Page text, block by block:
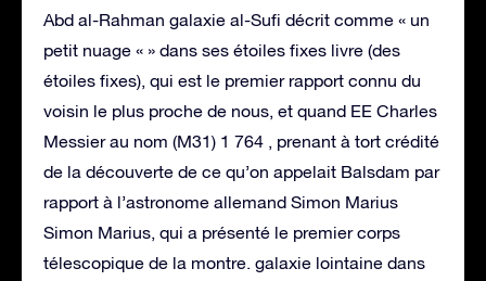
Abd al-Rahman galaxie al-Sufi décrit comme « un
petit nuage « » dans ses étoiles fixes livre (des
étoiles fixes), qui est le premier rapport connu du
voisin le plus proche de nous, et quand EE Charles
Messier au nom (M31) 1 764 , prenant à tort crédité
de la découverte de ce qu’on appelait Balsdam par
rapport à l’astronome allemand Simon Marius
Simon Marius, qui a présenté le premier corps
télescopique de la montre. galaxie lointaine dans